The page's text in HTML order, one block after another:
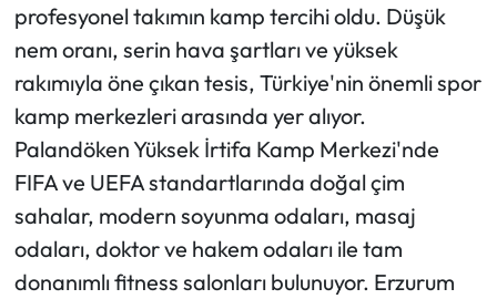
profesyonel takımın kamp tercihi oldu. Düşük
nem oranı, serin hava şartları ve yüksek
rakımıyla öne çıkan tesis, Türkiye'nin önemli spor
kamp merkezleri arasında yer alıyor.
Palandöken Yüksek İrtifa Kamp Merkezi'nde
FIFA ve UEFA standartlarında doğal çim
sahalar, modern soyunma odaları, masaj
odaları, doktor ve hakem odaları ile tam
donanımlı fitness salonları bulunuyor. Erzurum